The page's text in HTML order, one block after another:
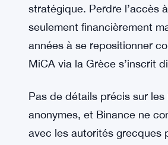
Pour Binance, qui est le
stratégique. Perdre l’accès